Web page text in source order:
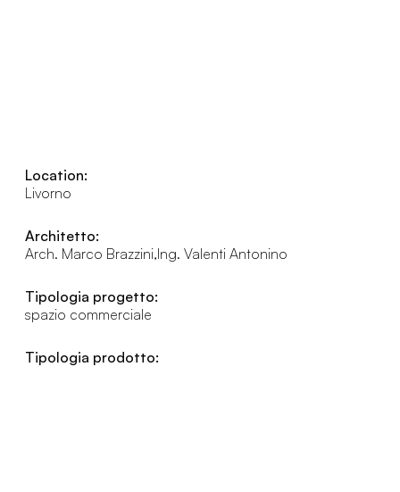
Location:
Livorno
Architetto:
Arch. Marco Brazzini,Ing. Valenti Antonino
Tipologia progetto:
spazio commerciale
Tipologia prodotto: